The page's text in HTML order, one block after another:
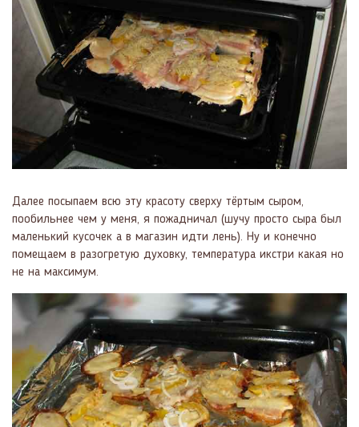
Далее посыпаем всю эту красоту сверху тёртым сыром,
пообильнее чем у меня, я пожадничал (шучу просто сыра был
маленький кусочек а в магазин идти лень). Ну и конечно
помещаем в разогретую духовку, температура икстри какая но
не на максимум.